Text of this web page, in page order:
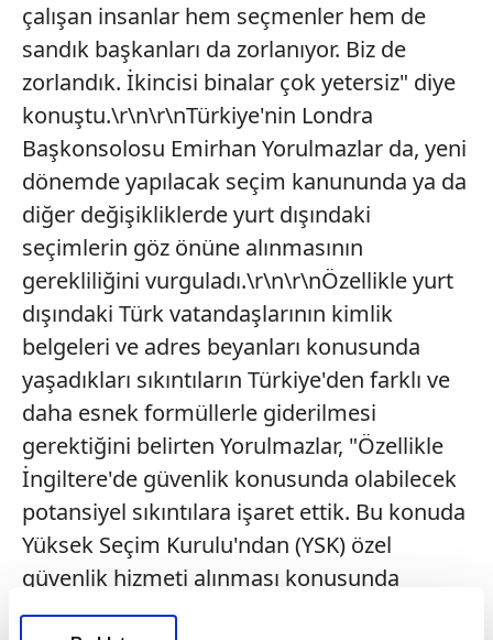
çalışan insanlar hem seçmenler hem de
sandık başkanları da zorlanıyor. Biz de
zorlandık. İkincisi binalar çok yetersiz" diye
konuştu.\r\n\r\nTürkiye'nin Londra
Başkonsolosu Emirhan Yorulmazlar da, yeni
dönemde yapılacak seçim kanununda ya da
diğer değişikliklerde yurt dışındaki
seçimlerin göz önüne alınmasının
gerekliliğini vurguladı.\r\n\r\nÖzellikle yurt
dışındaki Türk vatandaşlarının kimlik
belgeleri ve adres beyanları konusunda
yaşadıkları sıkıntıların Türkiye'den farklı ve
daha esnek formüllerle giderilmesi
gerektiğini belirten Yorulmazlar, "Özellikle
İngiltere'de güvenlik konusunda olabilecek
potansiyel sıkıntılara işaret ettik. Bu konuda
Yüksek Seçim Kurulu'ndan (YSK) özel
güvenlik hizmeti alınması konusunda
gerekli desteği aldık ancak, her halükarda